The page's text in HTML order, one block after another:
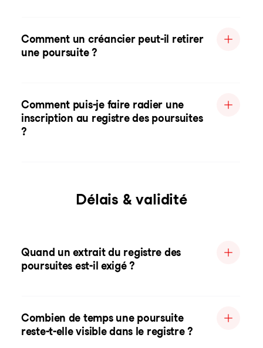
Comment un créancier peut-il retirer
une poursuite ?
Comment puis-je faire radier une
inscription au registre des poursuites
?
Délais & validité
Quand un extrait du registre des
poursuites est-il exigé ?
Combien de temps une poursuite
reste-t-elle visible dans le registre ?